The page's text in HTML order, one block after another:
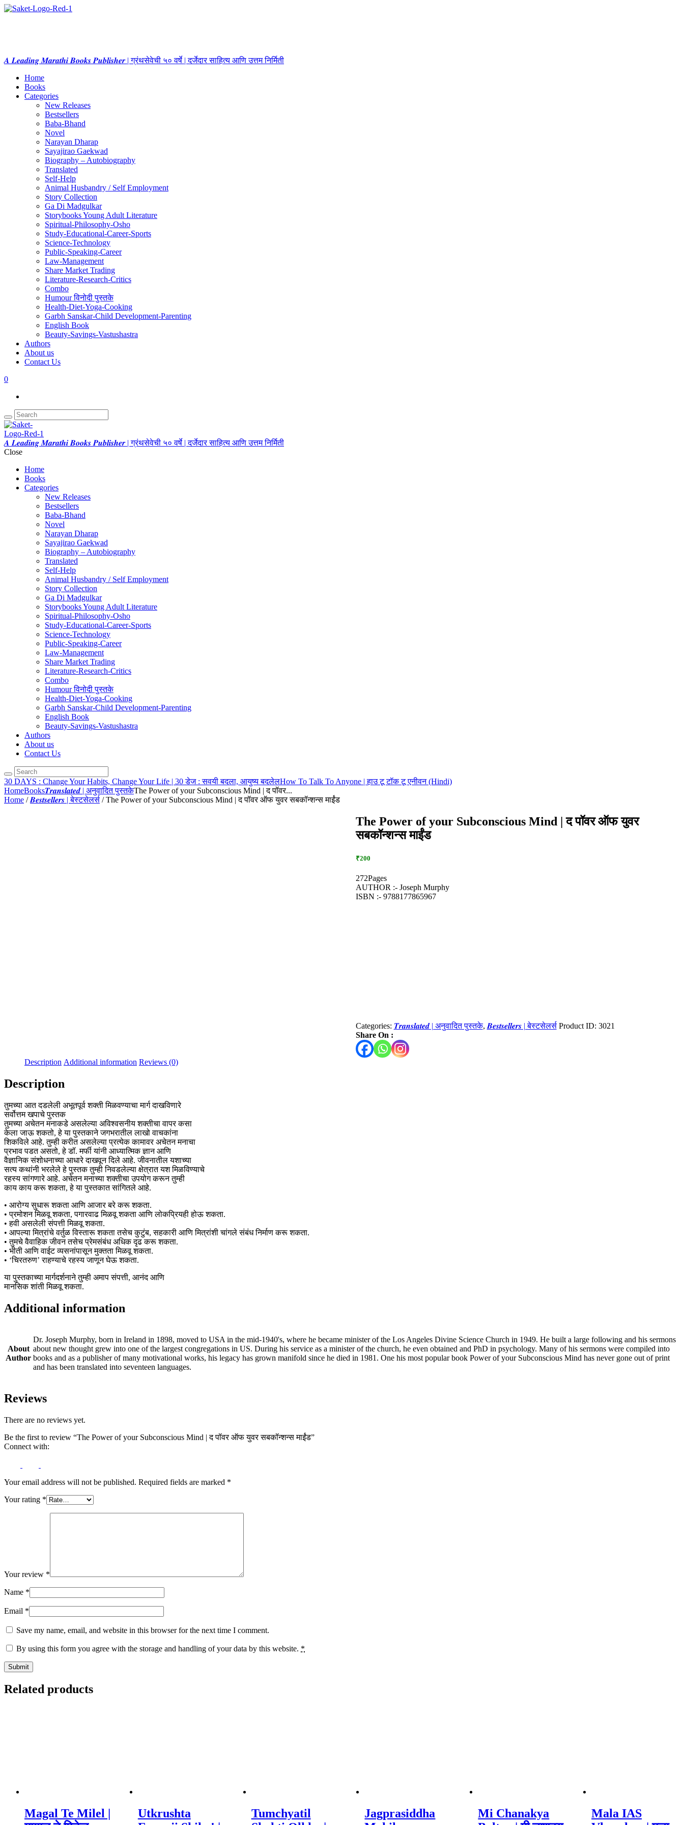
𝑨 𝑳𝒆𝒂𝒅𝒊𝒏𝒈 𝑴𝒂𝒓𝒂𝒕𝒉𝒊 𝑩𝒐𝒐𝒌𝒔 𝑷𝒖𝒃𝒍𝒊𝒔𝒉𝒆𝒓 | ग्रंथसेवेची ५० वर्षे | दर्जेदार साहित्य आणि उत्तम निर्मिती
Home
Books
Categories
New Releases
Bestsellers
Baba-Bhand
Novel
Narayan Dharap
Sayajirao Gaekwad
Biography – Autobiography
Translated
Self-Help
Animal Husbandry / Self Employment
Story Collection
Ga Di Madgulkar
Storybooks Young Adult Literature
Spiritual-Philosophy-Osho
Study-Educational-Career-Sports
Science-Technology
Public-Speaking-Career
Law-Management
Share Market Trading
Literature-Research-Critics
Combo
Humour विनोदी पुस्तके
Health-Diet-Yoga-Cooking
Garbh Sanskar-Child Development-Parenting
English Book
Beauty-Savings-Vastushastra
Authors
About us
Contact Us
0
𝑨 𝑳𝒆𝒂𝒅𝒊𝒏𝒈 𝑴𝒂𝒓𝒂𝒕𝒉𝒊 𝑩𝒐𝒐𝒌𝒔 𝑷𝒖𝒃𝒍𝒊𝒔𝒉𝒆𝒓 | ग्रंथसेवेची ५० वर्षे | दर्जेदार साहित्य आणि उत्तम निर्मिती
Close
Home
Books
Categories
New Releases
Bestsellers
Baba-Bhand
Novel
Narayan Dharap
Sayajirao Gaekwad
Biography – Autobiography
Translated
Self-Help
Animal Husbandry / Self Employment
Story Collection
Ga Di Madgulkar
Storybooks Young Adult Literature
Spiritual-Philosophy-Osho
Study-Educational-Career-Sports
Science-Technology
Public-Speaking-Career
Law-Management
Share Market Trading
Literature-Research-Critics
Combo
Humour विनोदी पुस्तके
Health-Diet-Yoga-Cooking
Garbh Sanskar-Child Development-Parenting
English Book
Beauty-Savings-Vastushastra
Authors
About us
Contact Us
30 DAYS : Change Your Habits, Change Your Life | 30 डेज : सवयी बदला, आयुष्य बदलेलHow To Talk To Anyone | हाउ टू टॉक टू एनीवन (Hindi)
HomeBooks𝑻𝒓𝒂𝒏𝒔𝒍𝒂𝒕𝒆𝒅 | अनुवादित पुस्तकेThe Power of your Subconscious Mind | द पॉवर...
Home /𝑩𝒆𝒔𝒕𝒔𝒆𝒍𝒍𝒆𝒓𝒔 | बेस्टसेलर्स / The Power of your Subconscious Mind | द पॉवर ऑफ युवर सबकॉन्शन्स माईंड
The Power of your Subconscious Mind | द पॉवर ऑफ युवर
सबकॉन्शन्स माईंड
₹200
272Pages
AUTHOR :- Joseph Murphy
ISBN :- 9788177865967
Categories: 𝑻𝒓𝒂𝒏𝒔𝒍𝒂𝒕𝒆𝒅 | अनुवादित पुस्तके, 𝑩𝒆𝒔𝒕𝒔𝒆𝒍𝒍𝒆𝒓𝒔 | बेस्टसेलर्स Product ID: 3021
Share On :
Description Additional information Reviews (0)
Description
तुमच्या आत दडलेली अभूतपूर्व शक्ती मिळवण्याचा मार्ग दाखविणारे
सर्वोत्तम खपाचे पुस्तक
तुमच्या अचेतन मनाकडे असलेल्या अविश्वसनीय शक्तीचा वापर कसा
केला जाऊ शकतो, हे या पुस्तकाने जगभरातील लाखो वाचकांना
शिकविले आहे. तुम्ही करीत असलेल्या प्रत्येक कामावर अचेतन मनाचा
प्रभाव पडत असतो, हे डॉ. मर्फी यांनी आध्यात्मिक ज्ञान आणि
वैज्ञानिक संशोधनाच्या आधारे दाखवून दिले आहे. जीवनातील यशाच्या
सत्य कथांनी भरलेले हे पुस्तक तुम्ही निवडलेल्या क्षेत्रात यश मिळविण्याचे
रहस्य सांगणारे आहे. अचेतन मनाच्या शक्तीचा उपयोग करून तुम्ही
काय काय करू शकता, हे या पुस्तकात सांगितले आहे.
• आरोग्य सुधारू शकता आणि आजार बरे करू शकता.
• प्रमोशन मिळवू शकता, पगारवाढ मिळवू शकता आणि लोकप्रियही होऊ शकता.
• हवी असलेली संपत्ती मिळवू शकता.
• आपल्या मित्रांचे वर्तुळ विस्तारू शकता तसेच कुटुंब, सहकारी आणि मित्रांशी चांगले संबंध निर्माण करू शकता.
• तुमचे वैवाहिक जीवन तसेच प्रेमसंबंध अधिक दृढ करू शकता.
• भीती आणि वाईट व्यसनांपासून मुक्तता मिळवू शकता.
• ‘चिरतरुण’ राहण्याचे रहस्य जाणून घेऊ शकता.
या पुस्तकाच्या मार्गदर्शनाने तुम्ही अमाप संपत्ती, आनंद आणि
मानसिक शांती मिळवू शकता.
Additional information
About
Author
Dr. Joseph Murphy, born in Ireland in 1898, moved to USA in the mid-1940's, where he became minister of the Los Angeles Divine Science Church in 1949. He built a large following and his sermons
about new thought grew into one of the largest congregations in US. During his service as a minister of the church, he even obtained and PhD in psychology. Many of his sermons were compiled into
books and as a publisher of many motivational works, his legacy has grown manifold since he died in 1981. One his most popular book Power of your Subconscious Mind has never gone out of print
and has been translated into seventeen languages.
Reviews
There are no reviews yet.
Be the first to review “The Power of your Subconscious Mind | द पॉवर ऑफ युवर सबकॉन्शन्स माईंड”
Connect with:
Your email address will not be published. Required fields are marked *
Your rating *
Your review *
Name *
Email *
Save my name, email, and website in this browser for the next time I comment.
By using this form you agree with the storage and handling of your data by this website. *
Related products
Magal Te Milel |
Utkrushta
Tumchyatil
Jagprasiddha
Mi Chanakya
Mala IAS